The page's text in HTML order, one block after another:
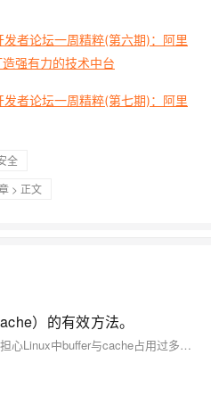
发者论坛一周精粹(第六期)：阿里
强有力的技术中台
发者论坛一周精粹(第七期)：阿里
全
> 正文
）的有效方法。
总结而言，在大多数情形下你不必担心Linux中buffer与cache占用过多内存在影响到其他程序运行；因为当程序请求更多内存在没有足够可用资源时,Linux会自行调整其占有量。只有当你明确知道当前环境与需求并希望立即回收这部分资源给即将运行重负载任务之前才考虑上述方法去主动干预。